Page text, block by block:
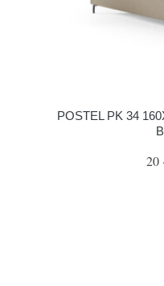
POSTEL PK 34
20